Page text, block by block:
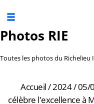
Photos RIE
Toutes les photos du
Accueil/2024/05/
célèbre l'excellence à